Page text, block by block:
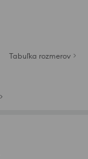
Tabuľka rozmerov